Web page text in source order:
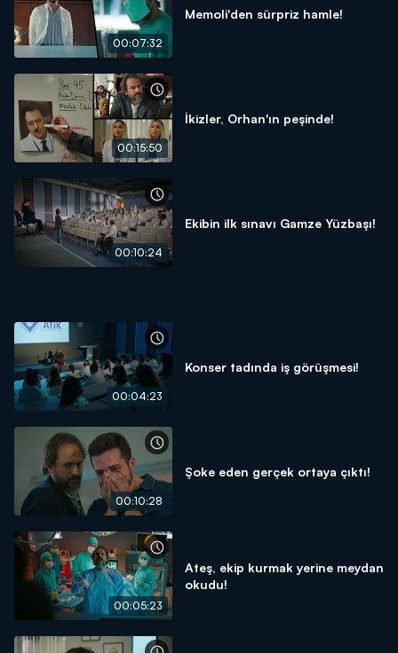
00:07:32
Memoli'den sürpriz hamle!
00:15:50
İkizler, Orhan'ın peşinde!
00:10:24
Ekibin ilk sınavı Gamze Yüzbaşı!
00:04:23
Konser tadında iş görüşmesi!
00:10:28
Şoke eden gerçek ortaya çıktı!
00:05:23
Ateş, ekip kurmak yerine meydan
okudu!